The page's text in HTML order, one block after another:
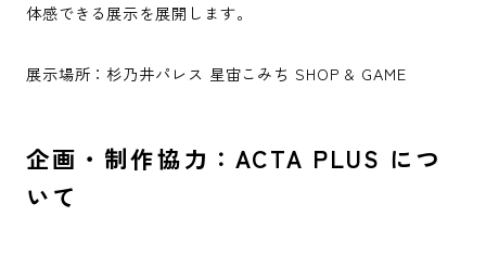
体感できる展示を展開します。
展示場所：杉乃井パレス 星宙こみち SHOP & GAME
企画・制作協力：ACTA PLUS につ
いて